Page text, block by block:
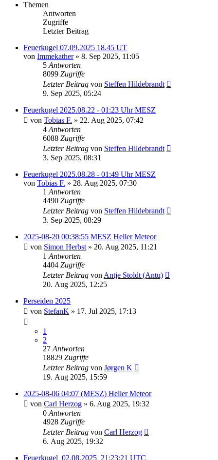
Themen
Antworten
Zugriffe
Letzter Beitrag
Feuerkugel 07.09.2025 18.45 UT
von Immekather» 8. Sep 2025, 11:05
5 Antworten
8099 Zugriffe
Letzter Beitrag von Steffen Hildebrandt
9. Sep 2025, 05:24
Feuerkugel 2025.08.22 - 01:23 Uhr MESZ
von Tobias F. » 22. Aug 2025, 07:42
4 Antworten
6088 Zugriffe
Letzter Beitrag von Steffen Hildebrandt
3. Sep 2025, 08:31
Feuerkugel 2025.08.28 - 01:49 Uhr MESZ
von Tobias F. » 28. Aug 2025, 07:30
1 Antworten
4490 Zugriffe
Letzter Beitrag von Steffen Hildebrandt
3. Sep 2025, 08:29
2025-08-20 00:38:55 MESZ Heller Meteor
von Simon Herbst » 20. Aug 2025, 11:21
1 Antworten
4404 Zugriffe
Letzter Beitrag von Antje Stoldt (Antu)
20. Aug 2025, 12:25
Perseiden 2025
von StefanK » 17. Jul 2025, 17:13
1
2
27 Antworten
18829 Zugriffe
Letzter Beitrag von Jørgen K
19. Aug 2025, 15:59
2025-08-06 04:07 (MESZ) Heller Meteor
von Carl Herzog » 6. Aug 2025, 19:32
0 Antworten
4928 Zugriffe
Letzter Beitrag von Carl Herzog
6. Aug 2025, 19:32
Feuerkugel_02.08.2025_21:23:21 UTC